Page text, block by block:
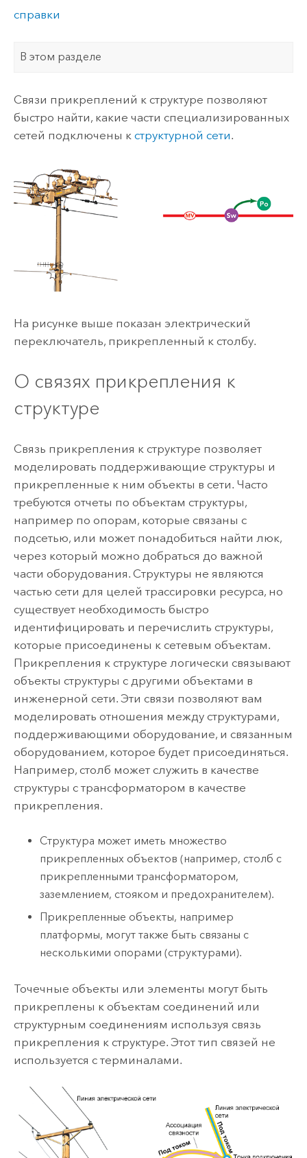
справки
В этом разделе
Связи прикреплений к структуре позволяют
быстро найти, какие части специализированных
сетей подключены к структурной сети.
На рисунке выше показан электрический
переключатель, прикрепленный к столбу.
О связях прикрепления к
структуре
Связь прикрепления к структуре позволяет
моделировать поддерживающие структуры и
прикрепленные к ним объекты в сети. Часто
требуются отчеты по объектам структуры,
например по опорам, которые связаны с
подсетью, или может понадобиться найти люк,
через который можно добраться до важной
части оборудования. Структуры не являются
частью сети для целей трассировки ресурса, но
существует необходимость быстро
идентифицировать и перечислить структуры,
которые присоединены к сетевым объектам.
Прикрепления к структуре логически связывают
объекты структуры с другими объектами в
инженерной сети. Эти связи позволяют вам
моделировать отношения между структурами,
поддерживающими оборудование, и связанным
оборудованием, которое будет присоединяться.
Например, столб может служить в качестве
структуры с трансформатором в качестве
прикрепления.
Структура может иметь множество
прикрепленных объектов (например, столб с
прикрепленными трансформатором,
заземлением, стояком и предохранителем).
Прикрепленные объекты, например
платформы, могут также быть связаны с
несколькими опорами (структурами).
Точечные объекты или элементы могут быть
прикреплены к объектам соединений или
структурным соединениям используя связь
прикрепления к структуре. Этот тип связей не
используется с терминалами.